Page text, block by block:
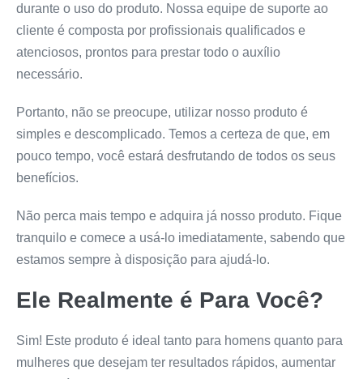
durante o uso do produto. Nossa equipe de suporte ao
cliente é composta por profissionais qualificados e
atenciosos, prontos para prestar todo o auxílio
necessário.
Portanto, não se preocupe, utilizar nosso produto é
simples e descomplicado. Temos a certeza de que, em
pouco tempo, você estará desfrutando de todos os seus
benefícios.
Não perca mais tempo e adquira já nosso produto. Fique
tranquilo e comece a usá-lo imediatamente, sabendo que
estamos sempre à disposição para ajudá-lo.
Ele Realmente é Para Você?
Sim! Este produto é ideal tanto para homens quanto para
mulheres que desejam ter resultados rápidos, aumentar